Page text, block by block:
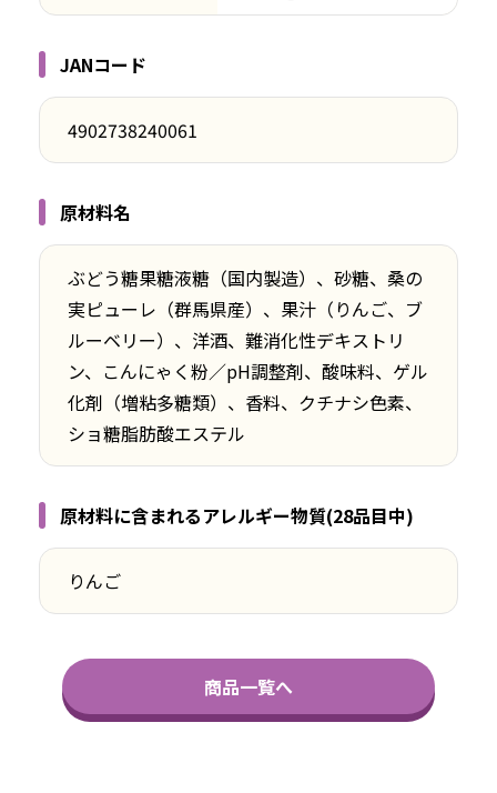
JANコード
4902738240061
原材料名
ぶどう糖果糖液糖（国内製造）、砂糖、桑の
実ピューレ（群馬県産）、果汁（りんご、ブ
ルーベリー）、洋酒、難消化性デキストリ
ン、こんにゃく粉／pH調整剤、酸味料、ゲル
化剤（増粘多糖類）、香料、クチナシ色素、
ショ糖脂肪酸エステル
原材料に含まれるアレルギー物質(28品目中)
りんご
商品一覧へ